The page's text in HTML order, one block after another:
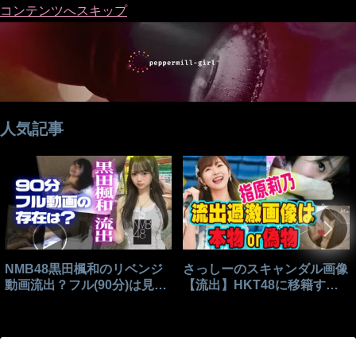
コンテンツへスキップ
人気記事
NMB48黒田楓和のリベンジ
動画流出？フル(90分)は見れ
さっしーのスキャンダル画像
【流出】HKT48に移籍する